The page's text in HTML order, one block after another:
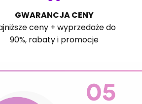
GWARANCJA CENY
ceny + wyprzedaże do
90%, rabaty i promocje